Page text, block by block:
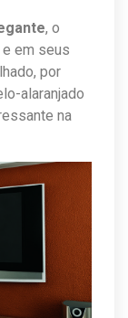
, o
e em seus
por
alaranjado
na